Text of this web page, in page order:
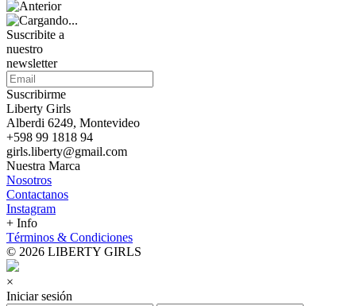
Suscribite a
nuestro
newsletter
Suscribirme
Liberty Girls
Alberdi 6249, Montevideo
+598 99 1818 94
girls.liberty@gmail.com
Nuestra Marca
Nosotros
Contactanos
Instagram
+ Info
Términos & Condiciones
© 2026 LIBERTY GIRLS
×
Iniciar sesión